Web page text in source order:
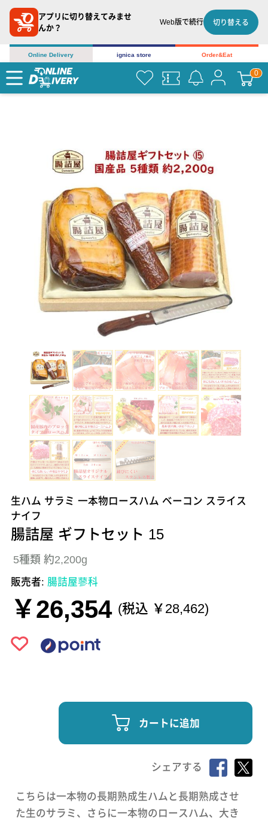
アプリに切り替えてみませ
んか？
Web版で続行 切り替える
Online Delivery ignica store Order&Eat
生ハム サラミ 一本物ロースハム ベーコン スライス
ナイフ
腸詰屋 ギフトセット 15
5種類 約2,200g
販売者: 腸詰屋蓼科
￥26,354 (税込 ￥28,462)
カートに追加
シェアする
こちらは一本物の長期熟成生ハムと長期熟成させ
た生のサラミ、さらに一本物のロースハム、大き